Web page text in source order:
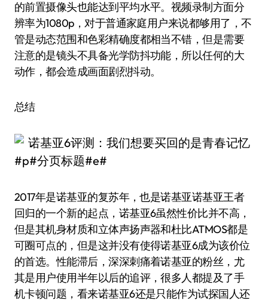
的前置摄像头也能达到平均水平。视频录制方面分
辨率为1080p，对于普通家庭用户来说都够用了，不
管是动态范围和色彩精确度都相当不错，但是需要
注意的是镜头不具备光学防抖功能，所以任何的大
动作，都会造成画面剧烈抖动。
总结
#p#分页标题#e#
2017年是诺基亚的复苏年，也是诺基亚诺基亚王者
回归的一个新的起点，诺基亚6虽然性价比并不高，
但是其机身材质和立体声扬声器和杜比ATMOS都是
可圈可点的，但是这并没有使得诺基亚6成为该价位
的首选。性能滞后，深深刺痛着诺基亚的粉丝，尤
其是用户使用半年以后的追评，很多人都提及了手
机卡顿问题，看来诺基亚6还是只能作为试探国人还